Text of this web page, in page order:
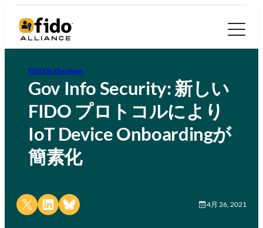
FIDO in the News
Gov Info Security: 新しい
FIDO プロトコルにより
IoT Device Onboardingが
簡素化
Share on X Share on LinkedIn
Share on Bluesky 4月 26, 2021